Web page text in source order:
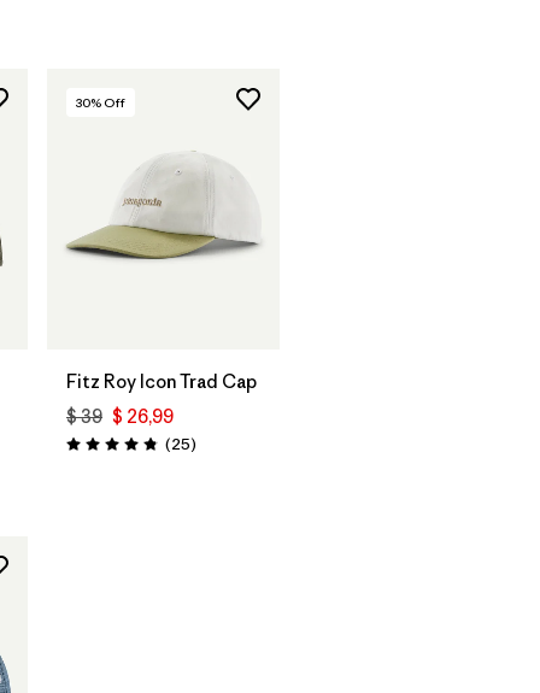
30% Off
Fitz Roy Icon Trad Cap
$ 39 $ 26,99
Valoración: 4.8 / 5
(25Comentarios
)